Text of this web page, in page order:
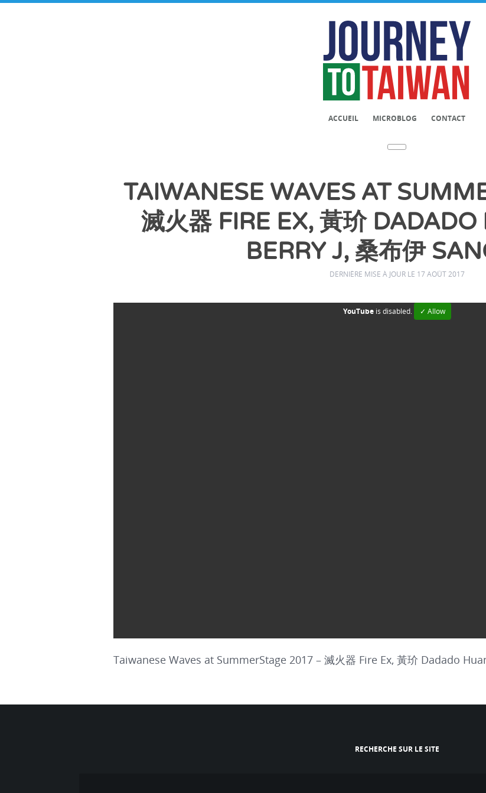
ACCUEIL MICROBLOG CONTACT
TAIWANESE WAVES AT
滅火器 FIRE EX, 黃玠
BERRY J, 桑布伊
DERNIÈRE MISE À JOUR LE 17 AOÛT 2017
YouTubeis disabled. ✓ Allow
Taiwanese Waves at SummerStage 2017 – 滅火器 Fire Ex, 黃玠 Dadado
RECHERCHE SUR LE SITE